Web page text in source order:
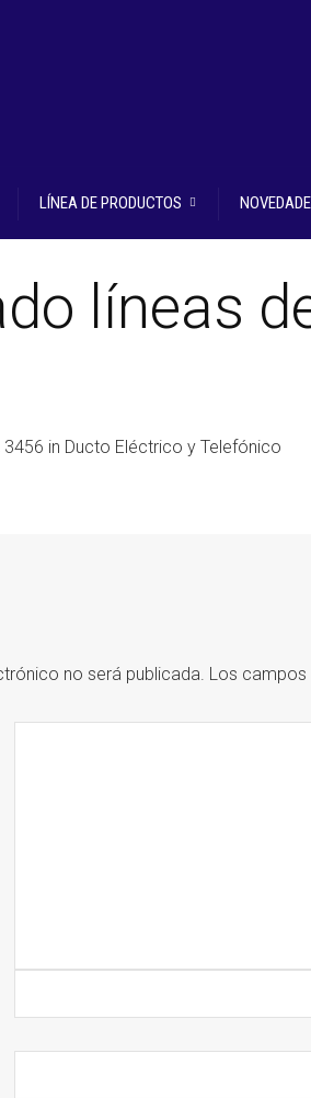
LÍNEA DE PRODUCTOS
líneas
3456 in Ducto Eléctrico y Telefónico
no será publicada. Los